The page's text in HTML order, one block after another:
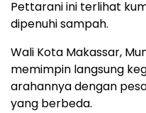
Pettarani ini terlihat
dipenuhi sampah.
Wali Kota Makassar,
memimpin langsung
arahannya dengan
yang berbeda.